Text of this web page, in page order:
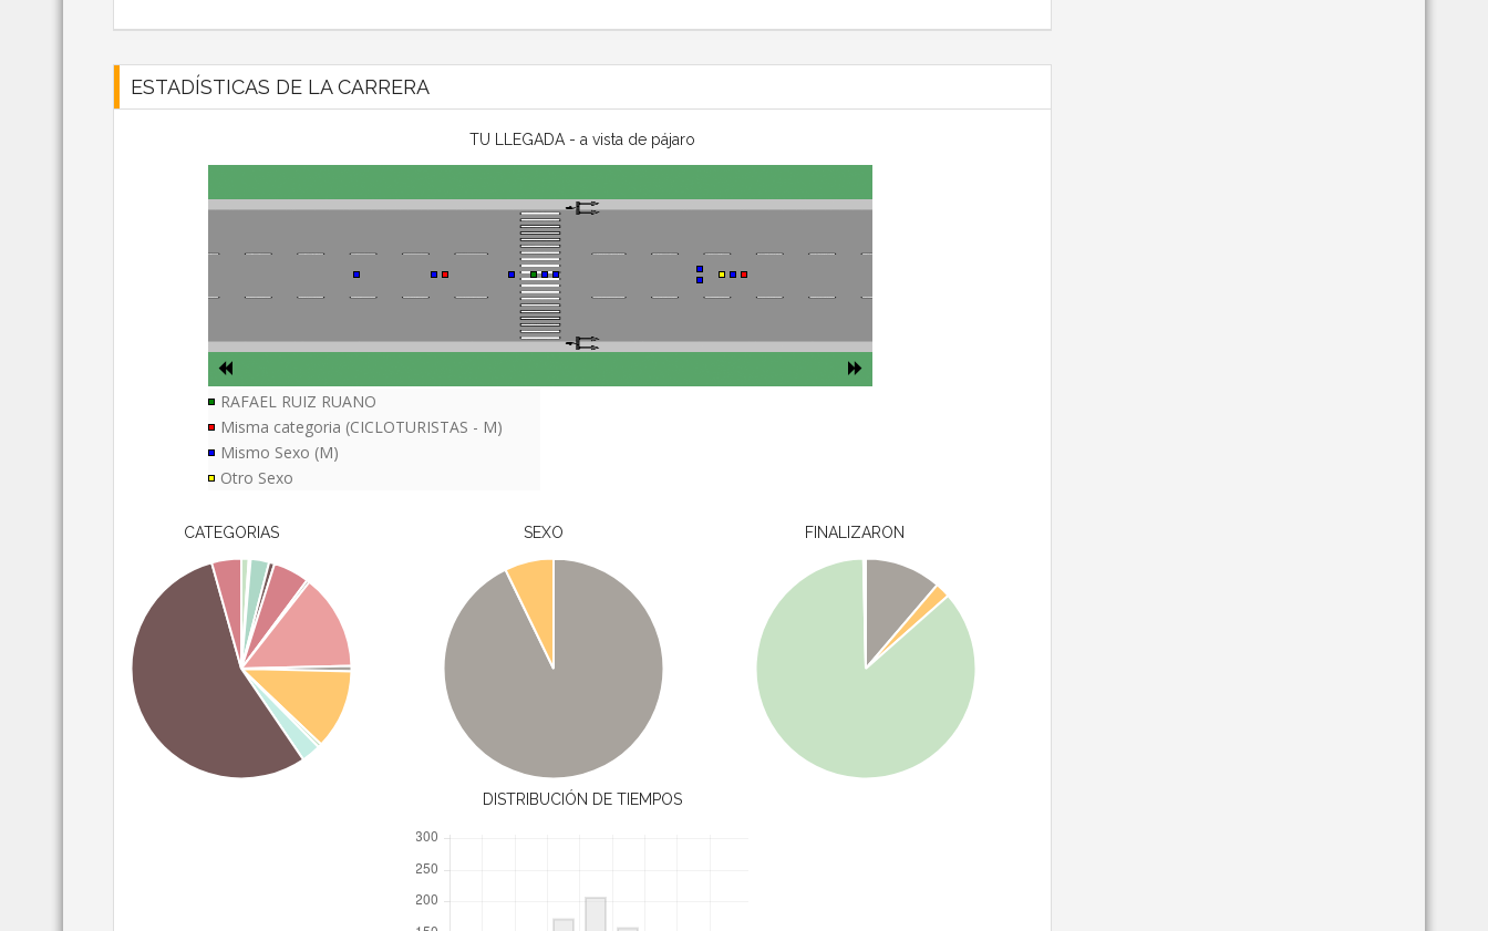
ESTADÍSTICAS DE LA CARRERA
TU LLEGADA - a vista de pájaro
RAFAEL RUIZ RUANO
Misma categoria (CICLOTURISTAS - M)
Mismo Sexo (M)
Otro Sexo
CATEGORIAS SEXO FINALIZARON
DISTRIBUCIÓN DE TIEMPOS